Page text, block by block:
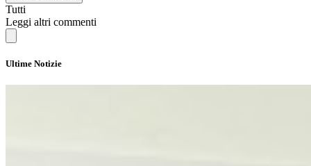
Tutti
Leggi altri commenti
Ultime Notizie